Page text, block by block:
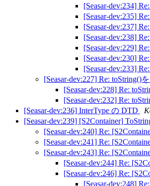
[Seasar-dev:234]
[Seasar-dev:235]
[Seasar-dev:237]
[Seasar-dev:238]
[Seasar-dev:229]
[Seasar-dev:230]
[Seasar-dev:233]
[Seasar-dev:227] Re:
[Seasar-dev:228] Re:
[Seasar-dev:232] Re:
[Seasar-dev:236] InterType の DTD
[Seasar-dev:239] [S2Container]
[Seasar-dev:240] Re:
[Seasar-dev:241] Re:
[Seasar-dev:243] Re:
[Seasar-dev:244] Re:
[Seasar-dev:246] Re:
[Seasar-dev:248]